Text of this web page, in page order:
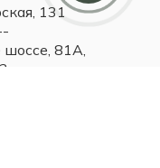
131
81А,
этаж